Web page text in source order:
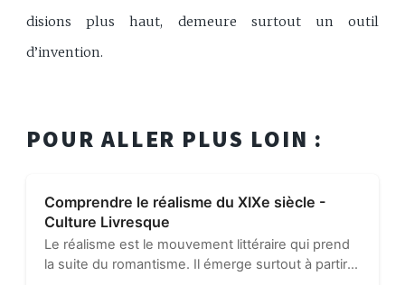
disions plus haut, demeure surtout un outil
d’invention.
POUR ALLER PLUS LOIN :
Comprendre le réalisme du XIXe siècle -
Culture Livresque
Le réalisme est le mouvement littéraire qui prend
la suite du romantisme. Il émerge surtout à partir